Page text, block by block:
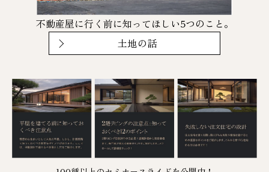
不動産屋に行く前に知ってほしい5つのこと。
土地の話